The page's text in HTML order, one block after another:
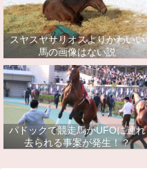
スヤスヤサリオスよりかわいい
馬の画像はない説
パドックで競走馬がUFOに連れ
去られる事案が発生！？